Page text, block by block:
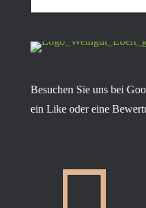
Besuchen Sie uns bei
ein Like oder eine